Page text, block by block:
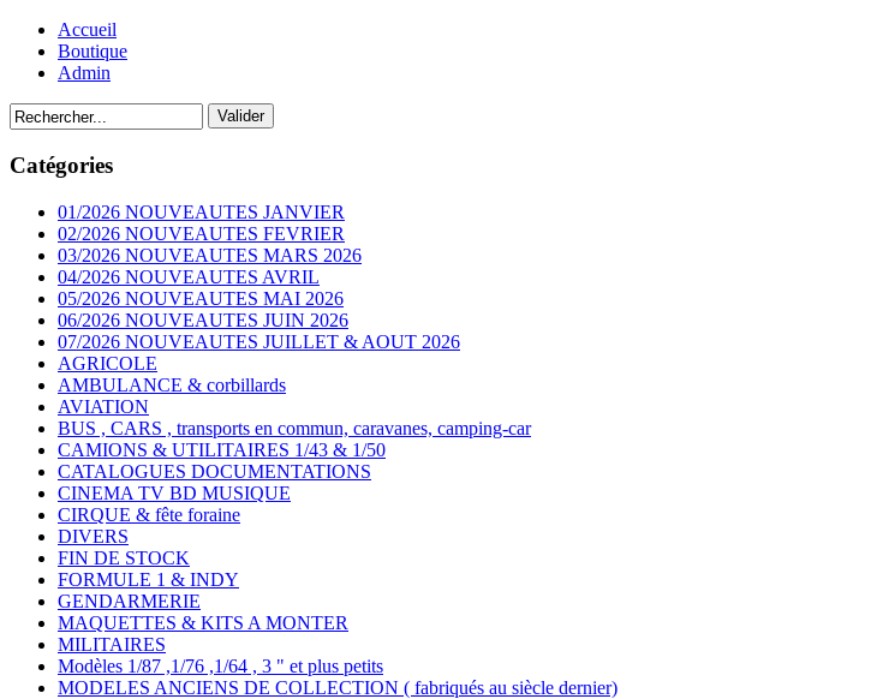
Accueil
Boutique
Admin
Catégories
01/2026 NOUVEAUTES JANVIER
02/2026 NOUVEAUTES FEVRIER
03/2026 NOUVEAUTES MARS 2026
04/2026 NOUVEAUTES AVRIL
05/2026 NOUVEAUTES MAI 2026
06/2026 NOUVEAUTES JUIN 2026
07/2026 NOUVEAUTES JUILLET & AOUT 2026
AGRICOLE
AMBULANCE & corbillards
AVIATION
BUS , CARS , transports en commun, caravanes, camping-car
CAMIONS & UTILITAIRES 1/43 & 1/50
CATALOGUES DOCUMENTATIONS
CINEMA TV BD MUSIQUE
CIRQUE & fête foraine
DIVERS
FIN DE STOCK
FORMULE 1 & INDY
GENDARMERIE
MAQUETTES & KITS A MONTER
MILITAIRES
Modèles 1/87 ,1/76 ,1/64 , 3 " et plus petits
MODELES ANCIENS DE COLLECTION ( fabriqués au siècle dernier)